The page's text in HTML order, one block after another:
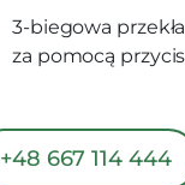
3-biegowa
za pomocą
+48 667 114 444